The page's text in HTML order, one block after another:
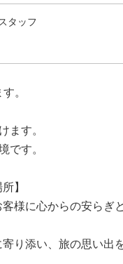
タッフ
。
ます。
です。
】
様に心からの安らぎ
り添い、旅の思い出